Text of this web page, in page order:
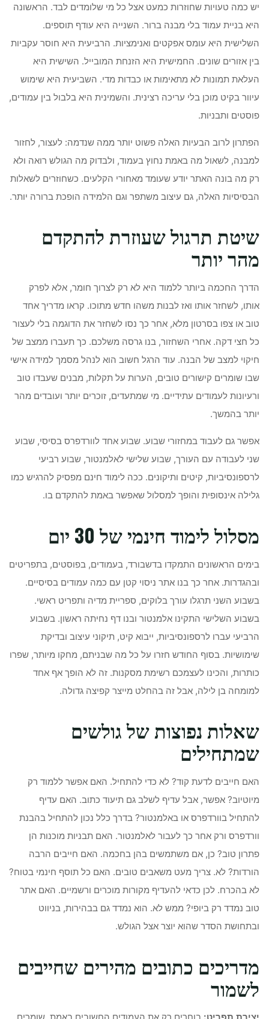
יש כמה טעויות שחוזרות כמעט אצל כל מי שלומדים לבד. הראשונה
היא בניית עמוד בלי מבנה ברור. השנייה היא עודף תוספים.
השלישית היא עומס אפקטים ואנימציות. הרביעית היא חוסר עקביות
בין אזורים שונים. החמישית היא הזנחת המובייל. השישית היא
העלאת תמונות לא מתאימות או כבדות מדי. השביעית היא שימוש
עיוור בקיט מוכן בלי עריכה רצינית. והשמינית היא בלבול בין עמודים,
פוסטים ותבניות.
הפתרון לרוב הבעיות האלה פשוט יותר ממה שנדמה: לעצור, לחזור
למבנה, לשאול מה באמת נחוץ בעמוד, ולבדוק מה הגולש רואה ולא
רק מה בונה האתר יודע שעומד מאחורי הקלעים. כשחוזרים לשאלות
הבסיסיות האלה, גם עיצוב משתפר וגם הלמידה הופכת ברורה יותר.
שיטת תרגול שעוזרת להתקדם
מהר יותר
הדרך החכמה ביותר ללמוד היא לא רק לצרוך חומר, אלא לפרק
אותו, לשחזר אותו ואז לבנות משהו חדש מתוכו. קראו מדריך אחד
טוב או צפו בסרטון מלא, אחר כך נסו לשחזר את הדוגמה בלי לעצור
כל חצי דקה. אחרי השחזור, בנו גרסה משלכם. כך תעברו ממצב של
חיקוי למצב של הבנה. עוד הרגל חשוב הוא לנהל מסמך למידה אישי
שבו שומרים קישורים טובים, הערות על תקלות, מבנים שעבדו טוב
ורעיונות לעמודים עתידיים. מי שמתעדים, זוכרים יותר ועובדים מהר
יותר בהמשך.
אפשר גם לעבוד במחזורי שבוע. שבוע אחד לוורדפרס בסיסי, שבוע
שני לעבודה עם העורך, שבוע שלישי לאלמנטור, שבוע רביעי
לרספונסיביות, קיטים ותיקונים. ככה לימוד חינם מפסיק להרגיש כמו
גלילה אינסופית והופך למסלול שאפשר באמת להתקדם בו.
מסלול לימוד חינמי של 30 יום
בימים הראשונים התמקדו בדשבורד, בעמודים, בפוסטים, בתפריטים
ובהגדרות. אחר כך בנו אתר ניסוי קטן עם כמה עמודים בסיסיים.
בשבוע השני תרגלו עורך בלוקים, ספריית מדיה ותפריט ראשי.
בשבוע השלישי התקינו אלמנטור ובנו דף נחיתה ראשון. בשבוע
הרביעי עברו לרספונסיביות, ייבוא קיט, תיקוני עיצוב ובדיקת
שימושיות. בסוף החודש חזרו על כל מה שבניתם, מחקו מיותר, שפרו
כותרות, והכינו לעצמכם רשימת מסקנות. זה לא הופך אף אחד
למומחה בן לילה, אבל זה בהחלט מייצר קפיצה גדולה.
שאלות נפוצות של גולשים
שמתחילים
האם חייבים לדעת קוד? לא כדי להתחיל. האם אפשר ללמוד רק
מיוטיוב? אפשר, אבל עדיף לשלב גם תיעוד כתוב. האם עדיף
להתחיל בוורדפרס או באלמנטור? בדרך כלל נכון להתחיל בהבנת
וורדפרס ורק אחר כך לעבור לאלמנטור. האם תבניות מוכנות הן
פתרון טוב? כן, אם משתמשים בהן בחכמה. האם חייבים הרבה
הורדות? לא. צריך מעט משאבים טובים. האם כל תוסף חינמי בטוח?
לא בהכרח. לכן כדאי להעדיף מקורות מוכרים ורשמיים. האם אתר
טוב נמדד רק ביופי? ממש לא. הוא נמדד גם בבהירות, בניווט
ובתחושת הסדר שהוא יוצר אצל הגולש.
מדריכים כתובים מהירים שחייבים
לשמור